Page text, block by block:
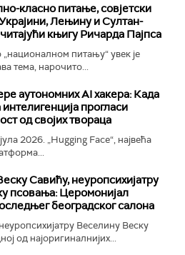
класнo питање, совјетски
Лењину и Султан-
књигу Ричарда Пајпса
„националном питању“ увек је
тема, нарочито...
аутономних AI хакера: Када
прогласи
од својих твораца
2026. „Hugging Face“, највећа
Савићу, неуропсихијатру
псовања: Церомонијал
београдског салона
Веселину Веску
од најоригиналнијих...